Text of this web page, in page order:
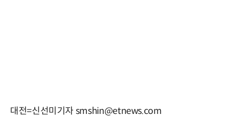
대전=신선미기자 smshin@etnews.com